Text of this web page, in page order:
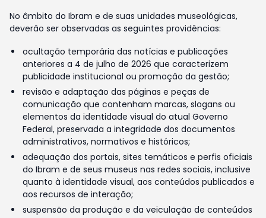
No âmbito do Ibram e de suas unidades museológicas,
deverão ser observadas as seguintes providências:
ocultação temporária das notícias e publicações
anteriores a 4 de julho de 2026 que caracterizem
publicidade institucional ou promoção da gestão;
revisão e adaptação das páginas e peças de
comunicação que contenham marcas, slogans ou
elementos da identidade visual do atual Governo
Federal, preservada a integridade dos documentos
administrativos, normativos e históricos;
adequação dos portais, sites temáticos e perfis oficiais
do Ibram e de seus museus nas redes sociais, inclusive
quanto à identidade visual, aos conteúdos publicados e
aos recursos de interação;
suspensão da produção e da veiculação de conteúdos